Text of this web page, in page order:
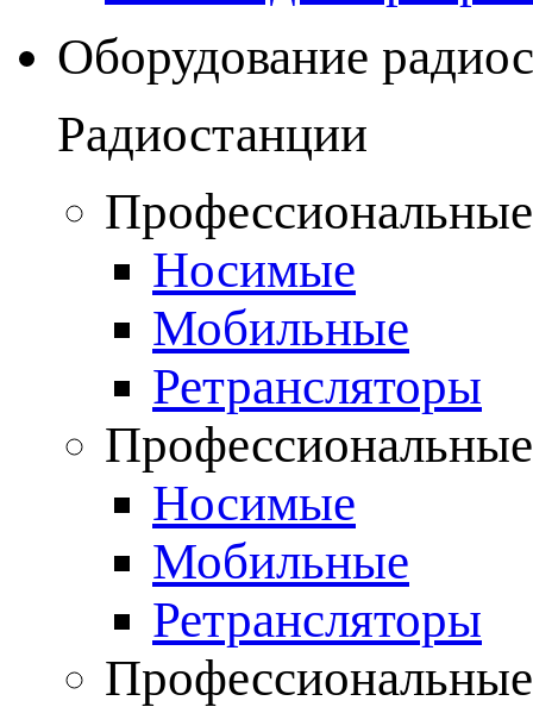
Оборудование
Радиостанции
Носимые
Мобильные
Ретрансляторы
Носимые
Мобильные
Ретрансляторы